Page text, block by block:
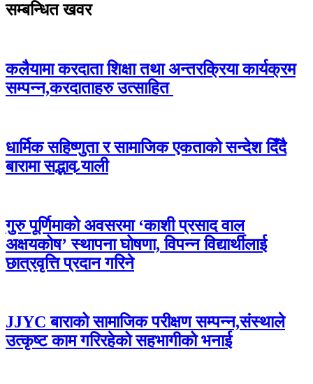
सम्बन्धित खवर
कलैयामा करदाता शिक्षा तथा अन्तरक्रिया कार्यक्रम
सम्पन्न,करदाताहरु उत्साहित
धार्मिक सहिष्णुता र सामाजिक एकताको सन्देश दिँदै
बारामा सद्भाव र्‍याली
गुरु पूर्णिमाको अवसरमा ‘काशी प्रसाद वाल
अक्षयकोष’ स्थापना घोषणा, विपन्न विद्यार्थीलाई
छात्रवृत्ति प्रदान गरिने
JJYC बाराको सामाजिक परीक्षण सम्पन्न,संस्थाले
उत्कृष्ट काम गरिरहेको सहभागीको भनाई